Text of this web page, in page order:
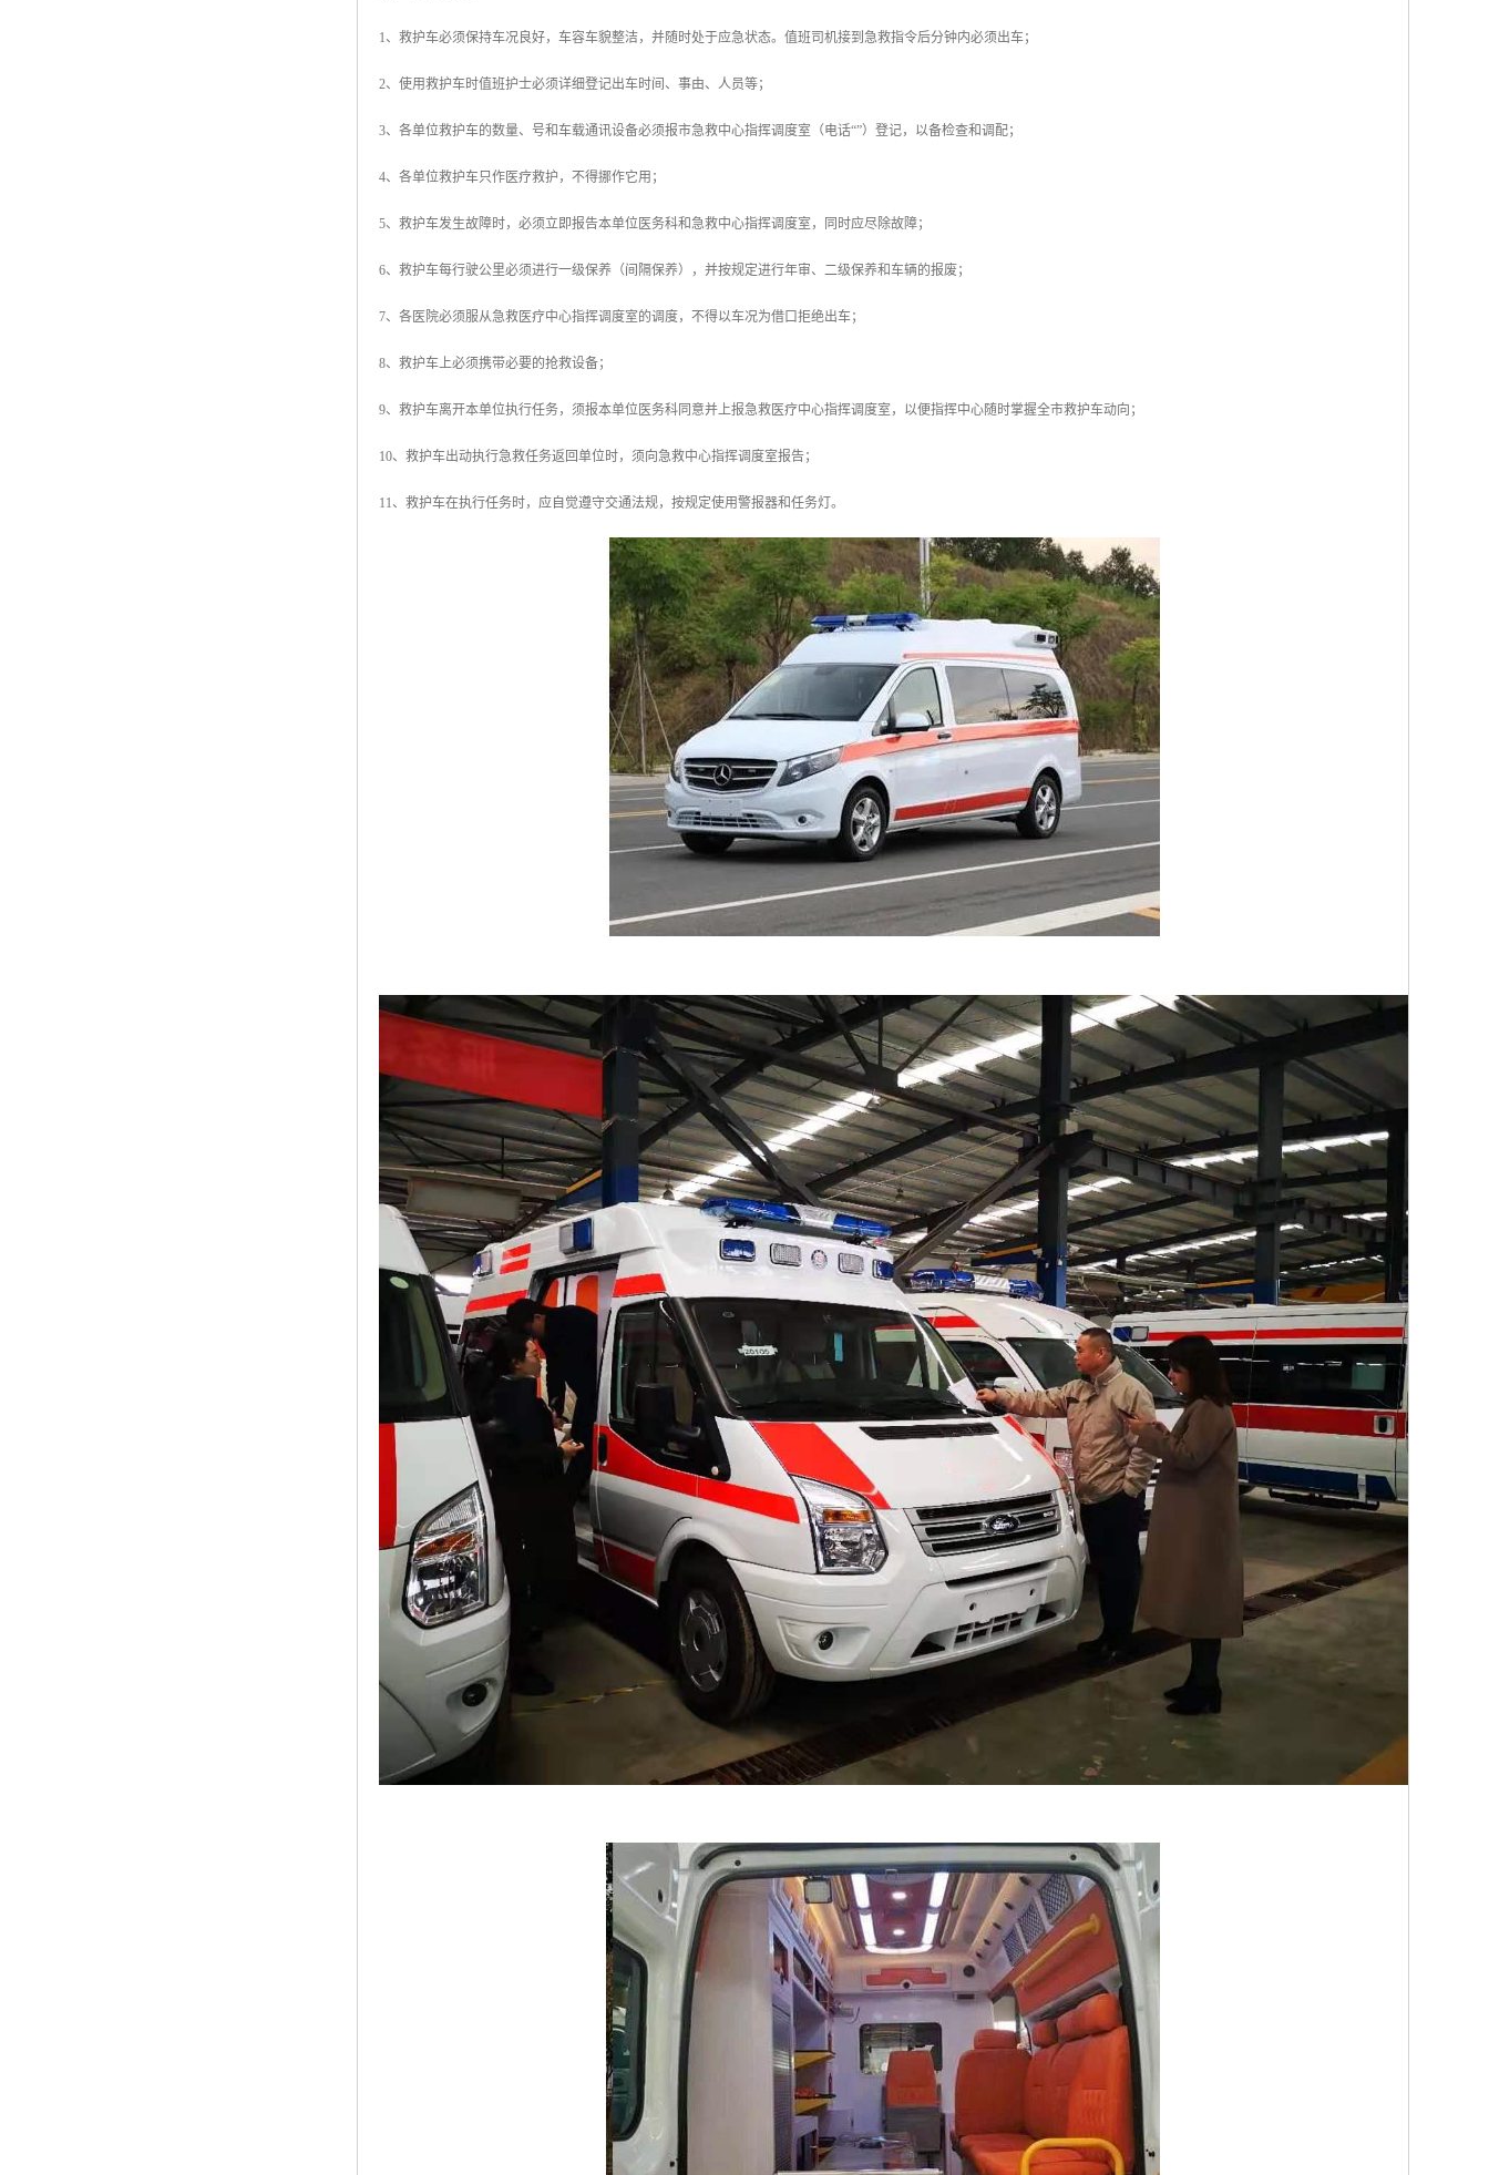
1、救护车必须保持车况良好，车容车貌整洁，并随时处于应急状态。值班司机接到急救指令后分钟内必须出车；
2、使用救护车时值班护士必须详细登记出车时间、事由、人员等；
3、各单位救护车的数量、号和车载通讯设备必须报市急救中心指挥调度室（电话“”）登记，以备检查和调配；
4、各单位救护车只作医疗救护，不得挪作它用；
5、救护车发生故障时，必须立即报告本单位医务科和急救中心指挥调度室，同时应尽除故障；
6、救护车每行驶公里必须进行一级保养（间隔保养），并按规定进行年审、二级保养和车辆的报废；
7、各医院必须服从急救医疗中心指挥调度室的调度，不得以车况为借口拒绝出车；
8、救护车上必须携带必要的抢救设备；
9、救护车离开本单位执行任务，须报本单位医务科同意并上报急救医疗中心指挥调度室，以便指挥中心随时掌握全市救护车动向；
10、救护车出动执行急救任务返回单位时，须向急救中心指挥调度室报告；
11、救护车在执行任务时，应自觉遵守交通法规，按规定使用警报器和任务灯。